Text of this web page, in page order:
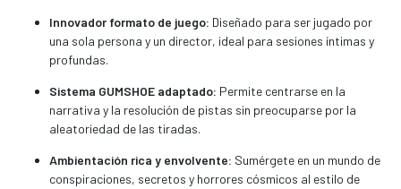
Innovador formato de juego: Diseñado para ser jugado por
una sola persona y un director, ideal para sesiones íntimas y
profundas.
Sistema GUMSHOE adaptado: Permite centrarse en la
narrativa y la resolución de pistas sin preocuparse por la
aleatoriedad de las tiradas.
Ambientación rica y envolvente: Sumérgete en un mundo de
conspiraciones, secretos y horrores cósmicos al estilo de